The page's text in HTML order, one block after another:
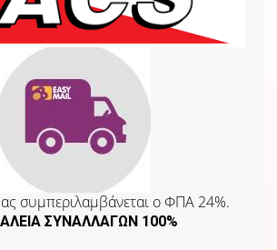
συμπεριλαμβάνεται o ΦΠΑ 24%.
ΣΥΝΑΛΛΑΓΩΝ 100%